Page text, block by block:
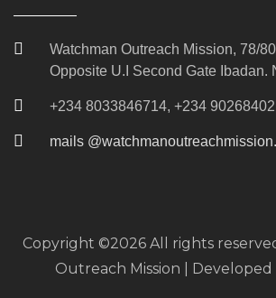
Watchman Outreach Mission, 78/
Opposite U.I Second Gate Ibadan.
+234 8033846714, +234
mails
Copyright ©2026 All rights
Outreach Mission | Developed